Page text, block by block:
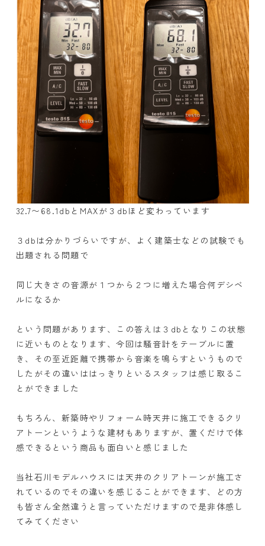
32.7〜68.1dbとMAXが３dbほど変わっています
３dbは分かりづらいですが、よく建築士などの試験でも
出題される問題で
同じ大きさの音源が１つから２つに増えた場合何デシベ
ルになるか
という問題があります、この答えは３dbとなりこの状態
に近いものとなります、今回は騒音計をテーブルに置
き、その至近距離で携帯から音楽を鳴らすというもので
したがその違いははっきりといるスタッフは感じ取るこ
とができました
もちろん、新築時やリフォーム時天井に施工できるクリ
アトーンというような建材もありますが、置くだけで体
感できるという商品も面白いと感じました
当社石川モデルハウスには天井のクリアトーンが施工さ
れているのでその違いを感じることができます、どの方
も皆さん全然違うと言っていただけますので是非体感し
てみてください